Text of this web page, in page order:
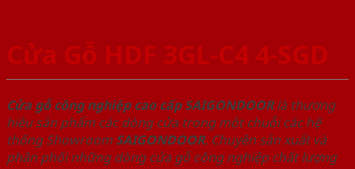
Cửa Gỗ HDF 3GL-C4 4-SGD
Cửa gỗ công nghiệp cao cấp SAIGONDOORlà thương
hiệu sản phẩm các dòng cửa trong một chuỗi các hệ
thống Showroom SAIGONDOOR. Chuyên sản xuất và
phân phối những dòng cửa gỗ công nghiệp chất lượng